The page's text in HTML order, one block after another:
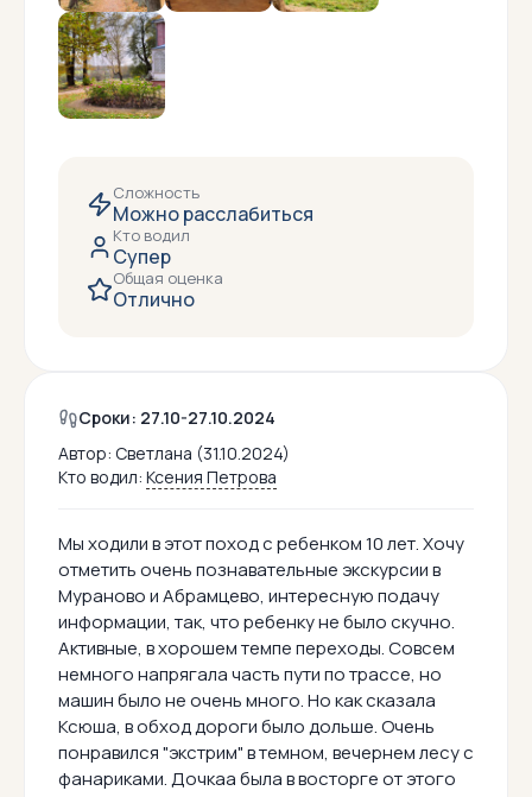
Сложность
Можно расслабиться
Кто водил
Супер
Общая оценка
Отлично
Сроки: 27.10-27.10.2024
Автор: Светлана (31.10.2024)
Кто водил: Ксения Петрова
Мы ходили в этот поход с ребенком 10 лет. Хочу
отметить очень познавательные экскурсии в
Мураново и Абрамцево, интересную подачу
информации, так, что ребенку не было скучно.
Активные, в хорошем темпе переходы. Совсем
немного напрягала часть пути по трассе, но
машин было не очень много. Но как сказала
Ксюша, в обход дороги было дольше. Очень
понравился "экстрим" в темном, вечернем лесу с
фанариками. Дочкаа была в восторге от этого